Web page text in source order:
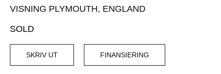
VISNING PLYMOUTH, ENGLAND
SOLD
SKRIV UT FINANSIERING